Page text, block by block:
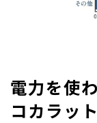
電力を使
コカラット